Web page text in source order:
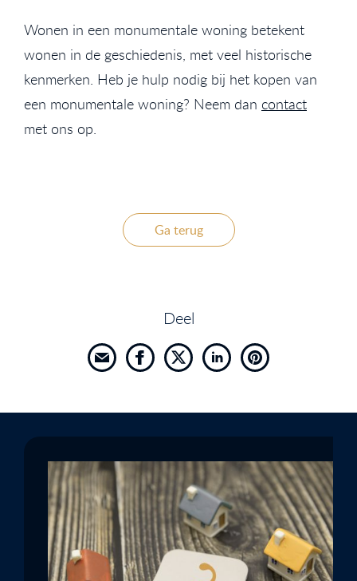
Wonen in een monumentale woning betekent
wonen in de geschiedenis, met veel historische
kenmerken. Heb je hulp nodig bij het kopen van
een monumentale woning? Neem dan contact
met ons op.
Ga terug
Deel